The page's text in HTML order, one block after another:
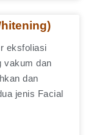
eksfoliasi
vakum dan
dan
jenis Facial